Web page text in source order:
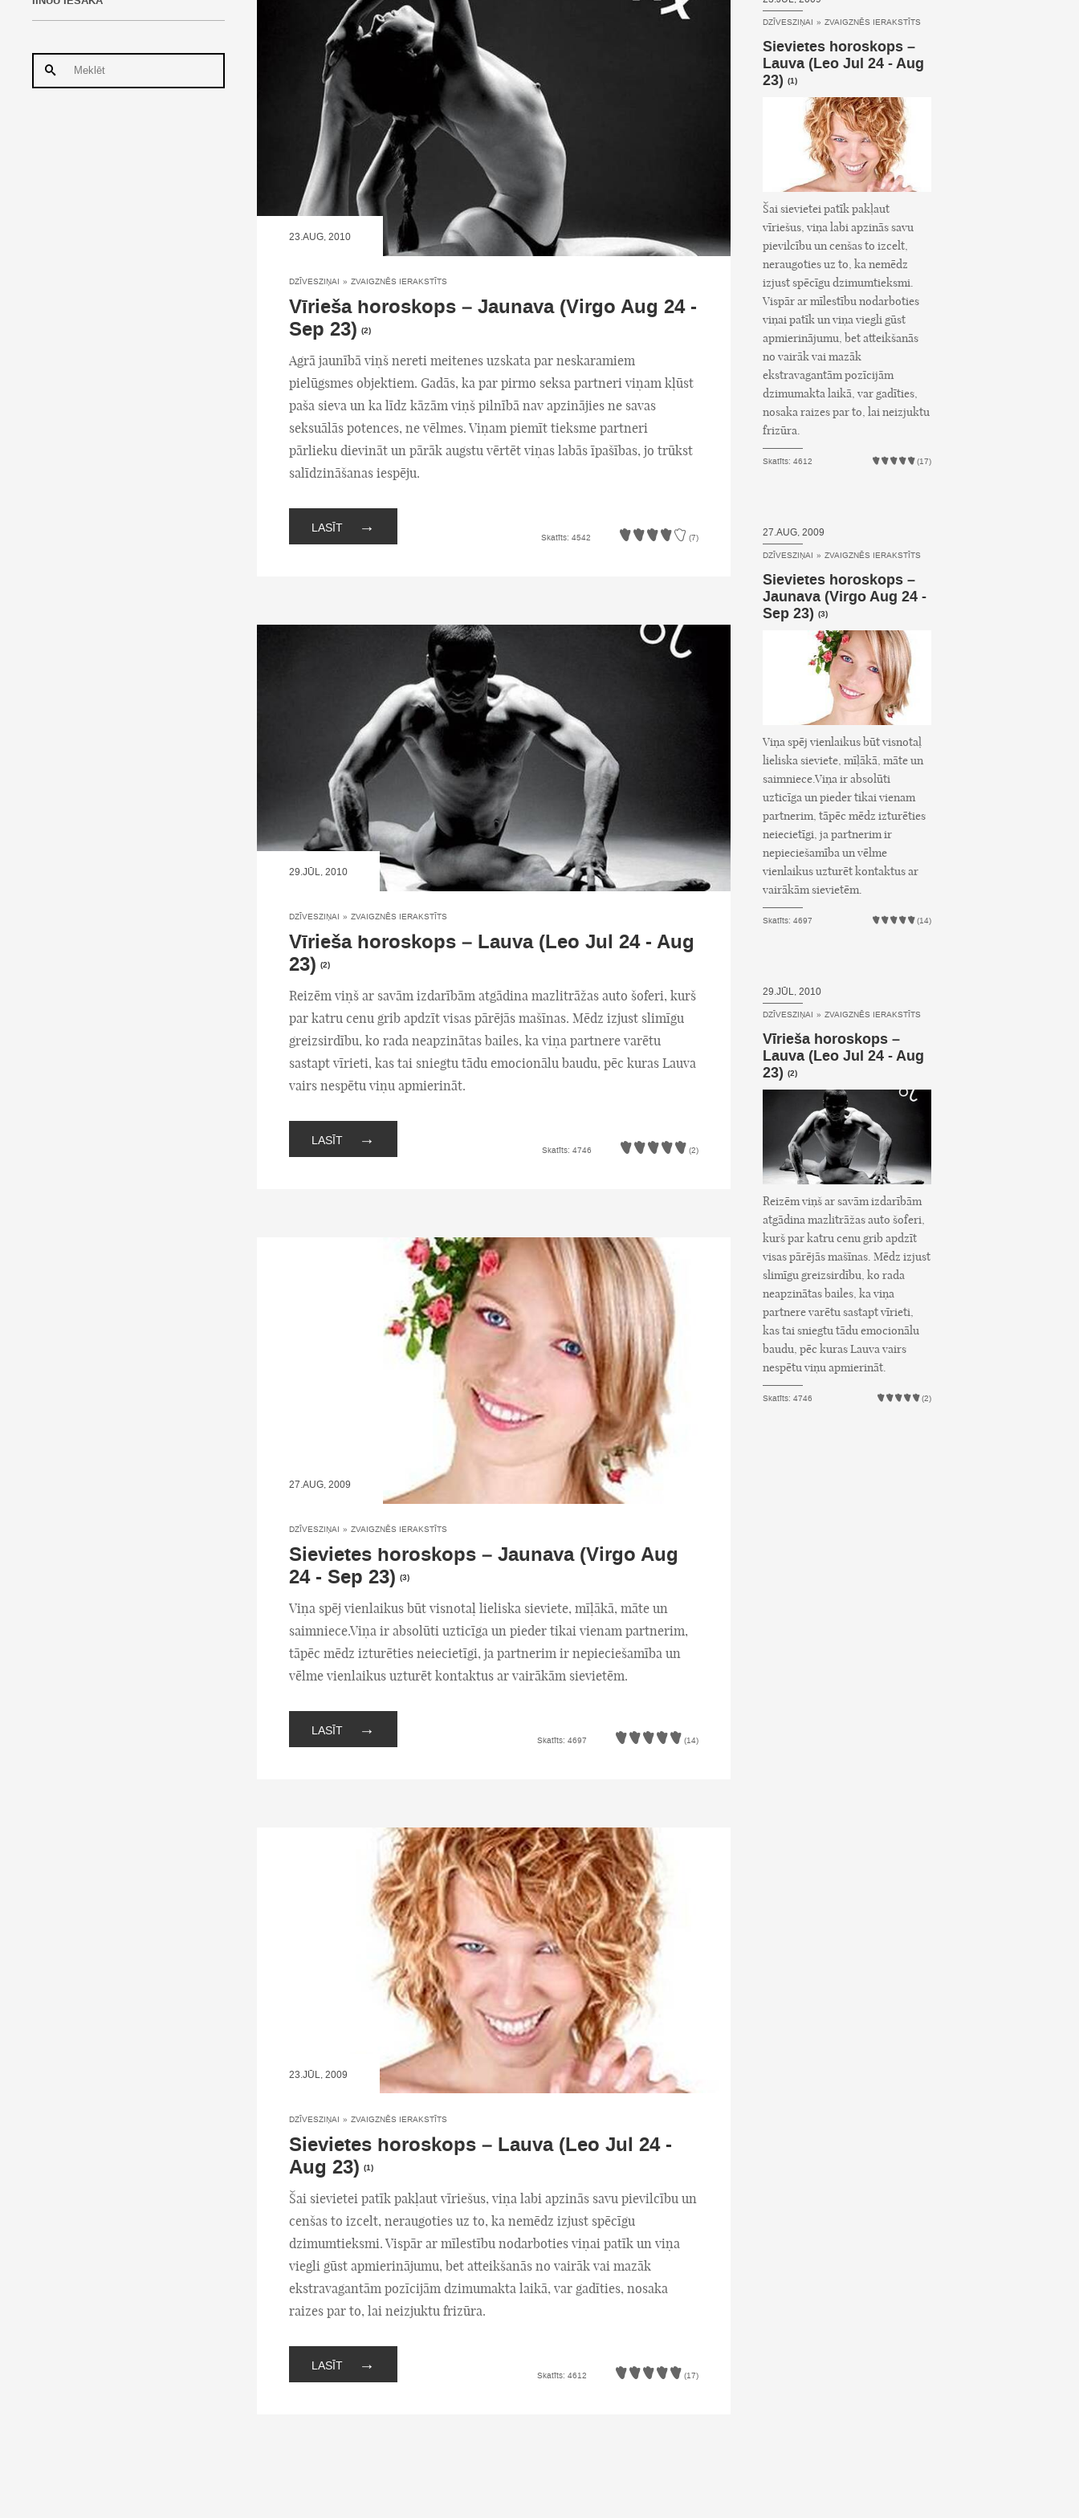
23.AUG, 2010
DZĪVESZIŅAI » ZVAIGZNĒS IERAKSTĪTS
Vīrieša horoskops – Jaunava (Virgo Aug 24 -
Sep 23) (2)
Agrā jaunībā viņš nereti meitenes uzskata par neskaramiem
pielūgsmes objektiem. Gadās, ka par pirmo seksa partneri viņam kļūst
paša sieva un ka līdz kāzām viņš pilnībā nav apzinājies ne savas
seksuālās potences, ne vēlmes. Viņam piemīt tieksme partneri
pārlieku dievināt un pārāk augstu vērtēt viņas labās īpašības, jo trūkst
salīdzināšanas iespēju.
LASĪT →
Skatīts: 4542 (7)
29.JŪL, 2010
DZĪVESZIŅAI » ZVAIGZNĒS IERAKSTĪTS
Vīrieša horoskops – Lauva (Leo Jul 24 - Aug
23) (2)
Reizēm viņš ar savām izdarībām atgādina mazlitrāžas auto šoferi, kurš
par katru cenu grib apdzīt visas pārējās mašīnas. Mēdz izjust slimīgu
greizsirdību, ko rada neapzinātas bailes, ka viņa partnere varētu
sastapt vīrieti, kas tai sniegtu tādu emocionālu baudu, pēc kuras Lauva
vairs nespētu viņu apmierināt.
LASĪT →
Skatīts: 4746 (2)
27.AUG, 2009
DZĪVESZIŅAI » ZVAIGZNĒS IERAKSTĪTS
Sievietes horoskops – Jaunava (Virgo Aug
24 - Sep 23) (3)
Viņa spēj vienlaikus būt visnotaļ lieliska sieviete, mīļākā, māte un
saimniece.Viņa ir absolūti uzticīga un pieder tikai vienam partnerim,
tāpēc mēdz izturēties neiecietīgi, ja partnerim ir nepieciešamība un
vēlme vienlaikus uzturēt kontaktus ar vairākām sievietēm.
LASĪT →
Skatīts: 4697 (14)
23.JŪL, 2009
DZĪVESZIŅAI » ZVAIGZNĒS IERAKSTĪTS
Sievietes horoskops – Lauva (Leo Jul 24 -
Aug 23) (1)
Šai sievietei patīk pakļaut vīriešus, viņa labi apzinās savu pievilcību un
cenšas to izcelt, neraugoties uz to, ka nemēdz izjust spēcīgu
dzimumtieksmi. Vispār ar mīlestību nodarboties viņai patīk un viņa
viegli gūst apmierinājumu, bet atteikšanās no vairāk vai mazāk
ekstravagantām pozīcijām dzimumakta laikā, var gadīties, nosaka
raizes par to, lai neizjuktu frizūra.
LASĪT →
Skatīts: 4612 (17)
DZĪVESZIŅAI » ZVAIGZNĒS IERAKSTĪTS
Sievietes horoskops –
Lauva (Leo Jul 24 - Aug
23) (1)
Šai sievietei patīk pakļaut
vīriešus, viņa labi apzinās savu
pievilcību un cenšas to izcelt,
neraugoties uz to, ka nemēdz
izjust spēcīgu dzimumtieksmi.
Vispār ar mīlestību nodarboties
viņai patīk un viņa viegli gūst
apmierinājumu, bet atteikšanās
no vairāk vai mazāk
ekstravagantām pozīcijām
dzimumakta laikā, var gadīties,
nosaka raizes par to, lai neizjuktu
frizūra.
Skatīts: 4612 (17)
27.AUG, 2009
DZĪVESZIŅAI » ZVAIGZNĒS IERAKSTĪTS
Sievietes horoskops –
Jaunava (Virgo Aug 24 -
Sep 23) (3)
Viņa spēj vienlaikus būt visnotaļ
lieliska sieviete, mīļākā, māte un
saimniece.Viņa ir absolūti
uzticīga un pieder tikai vienam
partnerim, tāpēc mēdz izturēties
neiecietīgi, ja partnerim ir
nepieciešamība un vēlme
vienlaikus uzturēt kontaktus ar
vairākām sievietēm.
Skatīts: 4697 (14)
29.JŪL, 2010
DZĪVESZIŅAI » ZVAIGZNĒS IERAKSTĪTS
Vīrieša horoskops –
Lauva (Leo Jul 24 - Aug
23) (2)
Reizēm viņš ar savām izdarībām
atgādina mazlitrāžas auto šoferi,
kurš par katru cenu grib apdzīt
visas pārējās mašīnas. Mēdz izjust
slimīgu greizsirdību, ko rada
neapzinātas bailes, ka viņa
partnere varētu sastapt vīrieti,
kas tai sniegtu tādu emocionālu
baudu, pēc kuras Lauva vairs
nespētu viņu apmierināt.
Skatīts: 4746 (2)